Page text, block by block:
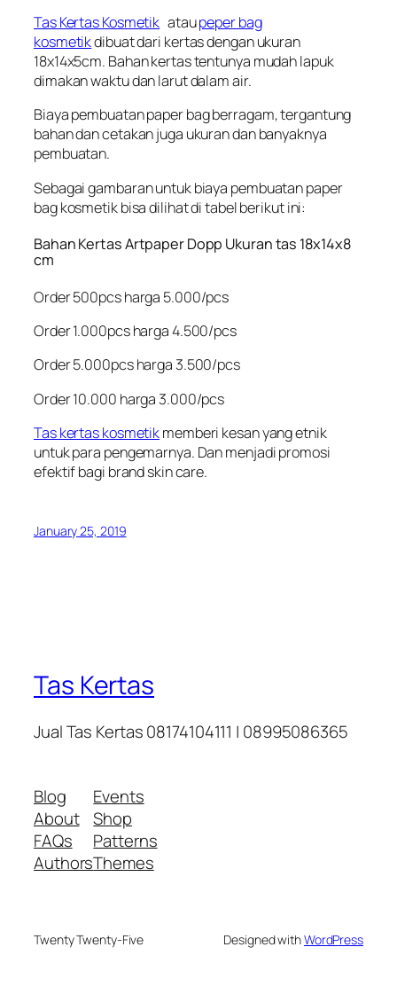
Tas Kertas Kosmetik ataupeper bag
kosmetikdibuat dari kertas dengan ukuran
18x14x5cm. Bahan kertas tentunya mudah lapuk
dimakan waktu dan larut dalam air.
Biaya pembuatan paper bag berragam, tergantung
bahan dan cetakan juga ukuran dan banyaknya
pembuatan.
Sebagai gambaran untuk biaya pembuatan paper
bag kosmetik bisa dilihat di tabel berikut ini:
Bahan Kertas Artpaper Dopp Ukuran tas 18x14x8
cm
Order 500pcs harga 5.000/pcs
Order 1.000pcs harga 4.500/pcs
Order 5.000pcs harga 3.500/pcs
Order 10.000 harga 3.000/pcs
Tas kertas kosmetikmemberi kesan yang etnik
untuk para pengemarnya. Dan menjadi promosi
efektif bagi brand skin care.
January 25, 2019
Tas Kertas
Jual Tas Kertas 08174104111 | 08995086365
Blog
About
FAQs
Authors
Events
Shop
Patterns
Themes
Twenty Twenty-Five Designed withWordPress